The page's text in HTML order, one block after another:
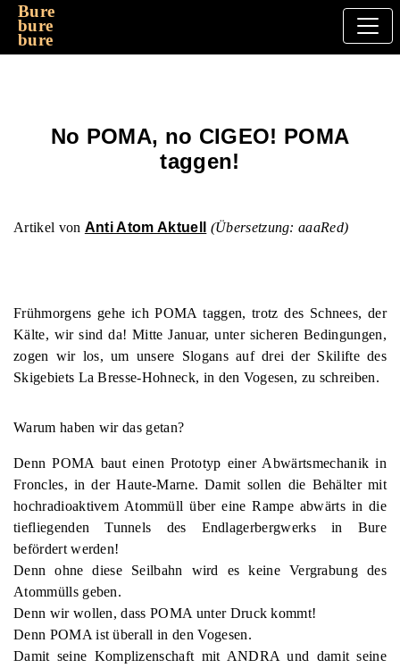
Bure
bure
bure
No POMA, no CIGEO! POMA
taggen!
Artikel von Anti Atom Aktuell (Übersetzung: aaaRed)
Frühmorgens gehe ich POMA taggen, trotz des Schnees, der
Kälte, wir sind da! Mitte Januar, unter sicheren Bedingungen,
zogen wir los, um unsere Slogans auf drei der Skilifte des
Skigebiets La Bresse-Hohneck, in den Vogesen, zu schreiben.
Warum haben wir das getan?
Denn POMA baut einen Prototyp einer Abwärtsmechanik in
Froncles, in der Haute-Marne. Damit sollen die Behälter mit
hochradioaktivem Atommüll über eine Rampe abwärts in die
tiefliegenden Tunnels des Endlagerbergwerks in Bure
befördert werden!
Denn ohne diese Seilbahn wird es keine Vergrabung des
Atommülls geben.
Denn wir wollen, dass POMA unter Druck kommt!
Denn POMA ist überall in den Vogesen.
Damit seine Komplizenschaft mit ANDRA und damit seine